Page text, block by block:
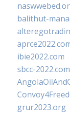
balithut-
ibie2022.com
sbcc-2022.com
grur2023.org